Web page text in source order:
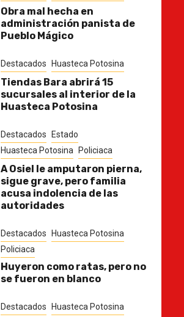
Obra mal hecha en
administración panista de
Pueblo Mágico
Destacados Huasteca Potosina
Tiendas Bara abrirá 15
sucursales al interior de la
Huasteca Potosina
Destacados
Estado
Huasteca Potosina
Policiaca
A Osiel le amputaron pierna,
sigue grave, pero familia
acusa indolencia de las
autoridades
Destacados
Huasteca Potosina
Policiaca
Huyeron como ratas, pero no
se fueron en blanco
Destacados
Huasteca Potosina